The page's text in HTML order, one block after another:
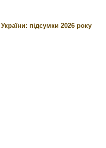
підсумки 2026 року